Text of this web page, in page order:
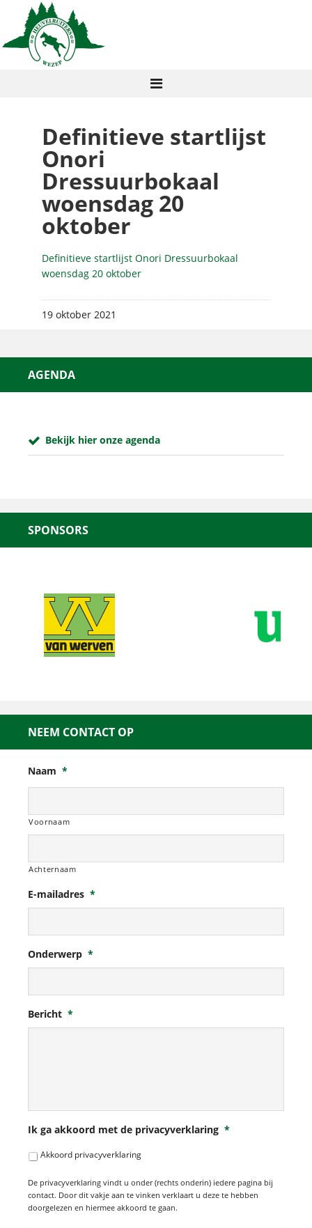
Definitieve startlijst
Onori
Dressuurbokaal
woensdag 20
oktober
Definitieve startlijst Onori Dressuurbokaal
woensdag 20 oktober
19 oktober 2021
AGENDA
Bekijk hier onze agenda
SPONSORS
NEEM CONTACT OP
Naam *
Voornaam
Achternaam
E-mailadres *
Onderwerp *
Bericht *
Ik ga akkoord met de privacyverklaring *
Akkoord privacyverklaring
De privacyverklaring vindt u onder (rechts onderin) iedere pagina bij
contact. Door dit vakje aan te vinken verklaart u deze te hebben
doorgelezen en hiermee akkoord te gaan.